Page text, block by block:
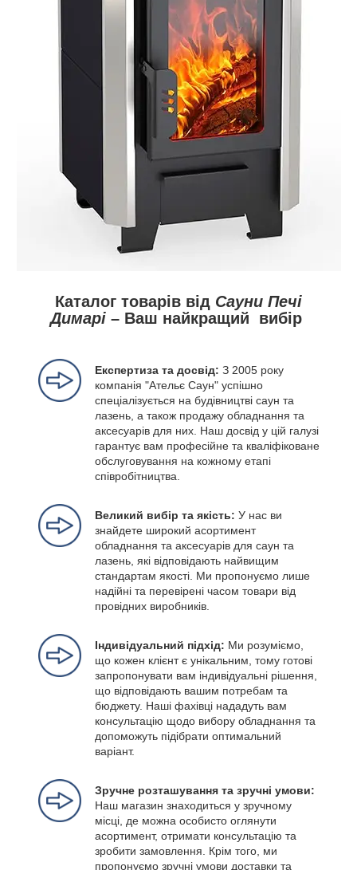
Каталог товарів від Сауни Печі
Димарі – Ваш найкращий вибір
Експертиза та досвід: З 2005 року
компанія "Ательє Саун" успішно
спеціалізується на будівництві саун та
лазень, а також продажу обладнання та
аксесуарів для них. Наш досвід у цій галузі
гарантує вам професійне та кваліфіковане
обслуговування на кожному етапі
співробітництва.
Великий вибір та якість: У нас ви
знайдете широкий асортимент
обладнання та аксесуарів для саун та
лазень, які відповідають найвищим
стандартам якості. Ми пропонуємо лише
надійні та перевірені часом товари від
провідних виробників.
Індивідуальний підхід: Ми розуміємо,
що кожен клієнт є унікальним, тому готові
запропонувати вам індивідуальні рішення,
що відповідають вашим потребам та
бюджету. Наші фахівці нададуть вам
консультацію щодо вибору обладнання та
допоможуть підібрати оптимальний
варіант.
Зручне розташування та зручні умови:
Наш магазин знаходиться у зручному
місці, де можна особисто оглянути
асортимент, отримати консультацію та
зробити замовлення. Крім того, ми
пропонуємо зручні умови доставки та